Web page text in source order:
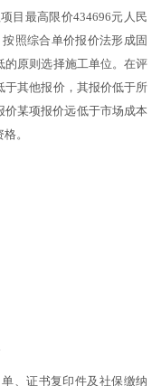
目最高限价434696元人民
按照综合单价报价法形成固
原则选择施工单位。 在评
于其他报价，其报价低于所
价某项报价远低于市场成本
。
、证书复印件及社保缴纳